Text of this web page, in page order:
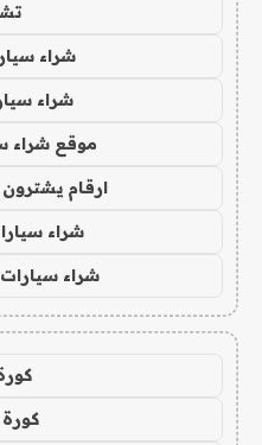
شراء
شراء
موقع شراء
ارقام
شراء
شراء
كورة